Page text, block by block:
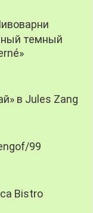
темный
в Jules Zang
99
Bistro